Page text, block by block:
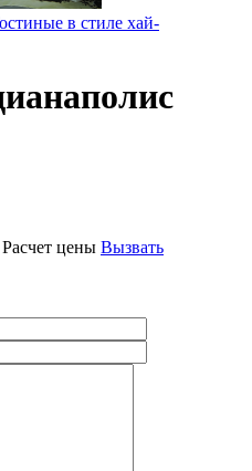
в стиле хай-
Расчет цены Вызвать